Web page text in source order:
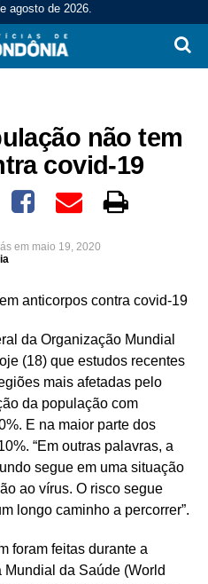
agosto de 2026.
não tem
covid-19
em maio 19, 2020
anticorpos contra covid-19
da Organização Mundial
(18) que estudos recentes
mais afetadas pelo
da população com
E na maior parte dos
“Em outras palavras, a
segue em uma situação
ao vírus. O risco segue
longo caminho a percorrer”.
foram feitas durante a
Mundial da Saúde (World